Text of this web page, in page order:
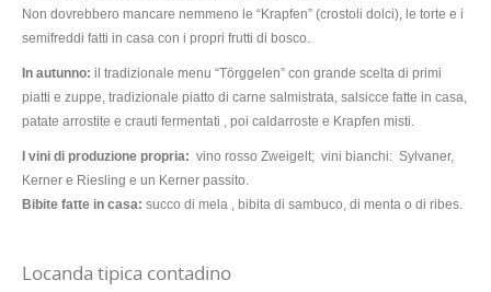
Non dovrebbero mancare nemmeno le “Krapfen” (crostoli dolci), le torte e i
semifreddi fatti in casa con i propri frutti di bosco.
In autunno: il tradizionale menu “Törggelen” con grande scelta di primi
piatti e zuppe, tradizionale piatto di carne salmistrata, salsicce fatte in casa,
patate arrostite e crauti fermentati , poi caldarroste e Krapfen misti.
I vini di produzione propria: vino rosso Zweigelt; vini bianchi: Sylvaner,
Kerner e Riesling e un Kerner passito.
Bibite fatte in casa: succo di mela , bibita di sambuco, di menta o di ribes.
Locanda tipica contadino